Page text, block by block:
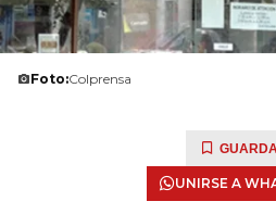
Foto:Colprensa
UNIRSE A